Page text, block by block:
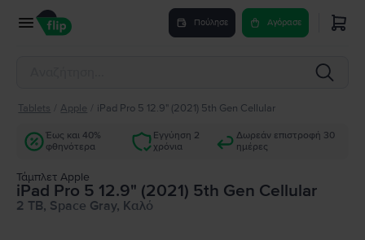
Πούλησε Αγόρασε
Tablets Apple iPad Pro 5 12.9" (2021) 5th Gen Cellular
Έως και 40%
φθηνότερα
Εγγύηση 2
χρόνια
Δωρεάν επιστροφή 30
ημέρες
Τάμπλετ Apple
iPad Pro 5 12.9" (2021) 5th Gen Cellular
2 TB, Space Gray, Καλό